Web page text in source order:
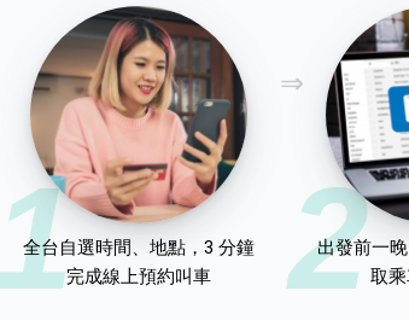
全台自選時間、地點，3 分鐘
完成線上預約叫車
2
出發前一
取